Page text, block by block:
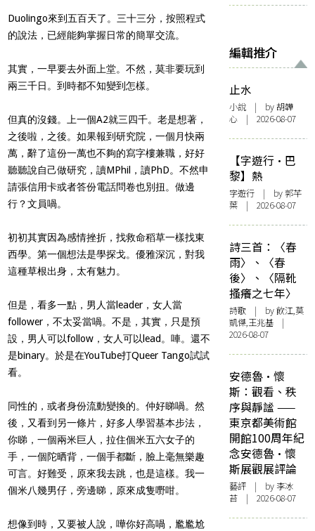
Duolingo來到五百天了。三十三分，按照程式
的說法，已經能夠掌握日常的簡單交流。
其實，一早要去外面上堂。不然，莫非要玩到
兩三千日。到時都不知變到怎樣。
但真的沒錢。上一個A2就三四千。老是想著，
之後啦，之後。如果報到研究院，一個月快兩
萬，辭了這份一萬也不夠的寫字樓兼職，好好
聽聽說自己做研究，讀MPhil，讀PhD。不然申
請張信用卡或者答份電話問卷也別扭。做邊
行？文員喎。
初初其實因為感情挫折，找救命稻草一樣找東
西學。第一個想法是學探戈。優雅深沉，對我
這種草根出身，太有魅力。
但是，看多一點，男人當leader，女人當
follower，不太妥當喎。不是，其實，只是預
設，男人可以follow，女人可以lead。唓。還不
是binary。於是在YouTube打Queer Tango試試
看。
同性的，或者身份流動變換的。仲好睇喎。然
後，又看到另一條片，好多人學習基本步法，
你睇，一個兩米巨人，拉住個米五六女子的
手，一個陀晒背，一個手都斷，臉上毫無樂趣
可言。好難受，原來我去跳，也是這樣。我一
個米八幾男仔，旁邊睇，原來成隻嘢咁。
想像到時，又要被人說，嘩你好高喎，尷尷尬
編輯推介
止水
小說 | by 胡韡
心 | 2026-08-07
【字遊行·巴
黎】熱
字遊行 | by 郭芊
葉 | 2026-08-07
詩三首：〈春
雨〉、〈春
後〉、〈隔靴
搔癢之七年〉
詩歌 | by 飲江,莫
凱傑,王兆基 |
2026-08-07
安德魯·懷
斯：觀看、秩
序與靜謐 ——
東京都美術館
開館100周年紀
念安德魯·懷
斯展觀展評論
藝評 | by 李冰
苔 | 2026-08-07